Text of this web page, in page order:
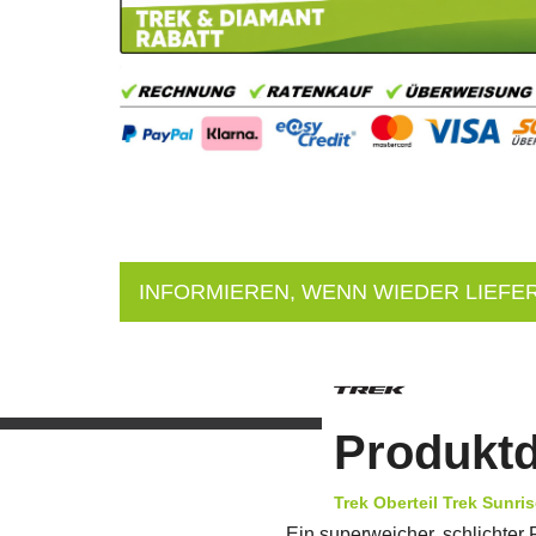
INFORMIEREN, WENN WIEDER
Trek Oberteil Trek